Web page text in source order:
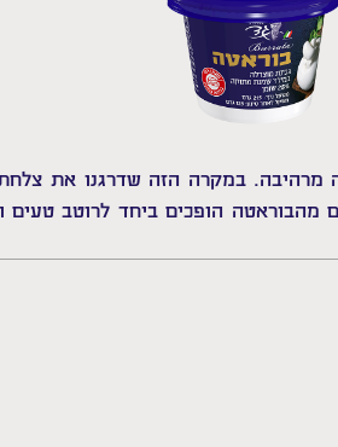
במקרה הזה שדרגנו את צלחת
מהבוראטה הופכים ביחד לרוטב